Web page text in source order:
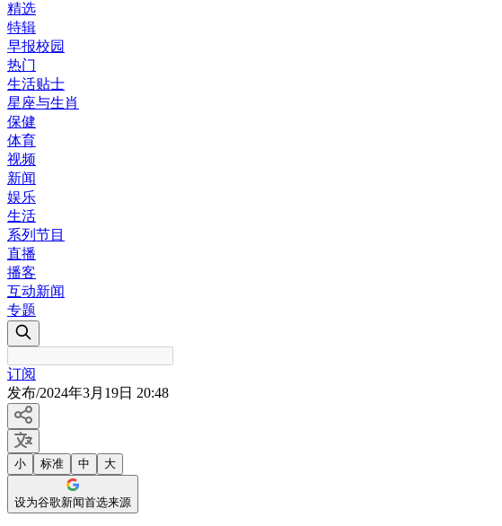
精选
特辑
早报校园
热门
生活贴士
星座与生肖
保健
体育
视频
新闻
娱乐
生活
系列节目
直播
播客
互动新闻
专题
订阅
发布/2024年3月19日 20:48
小 标准 中 大
设为谷歌新闻首选来源